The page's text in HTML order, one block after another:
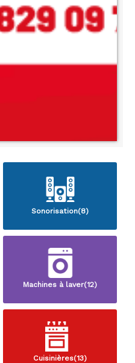
Sonorisation(8)
Machines à laver(12)
Cuisinières(13)